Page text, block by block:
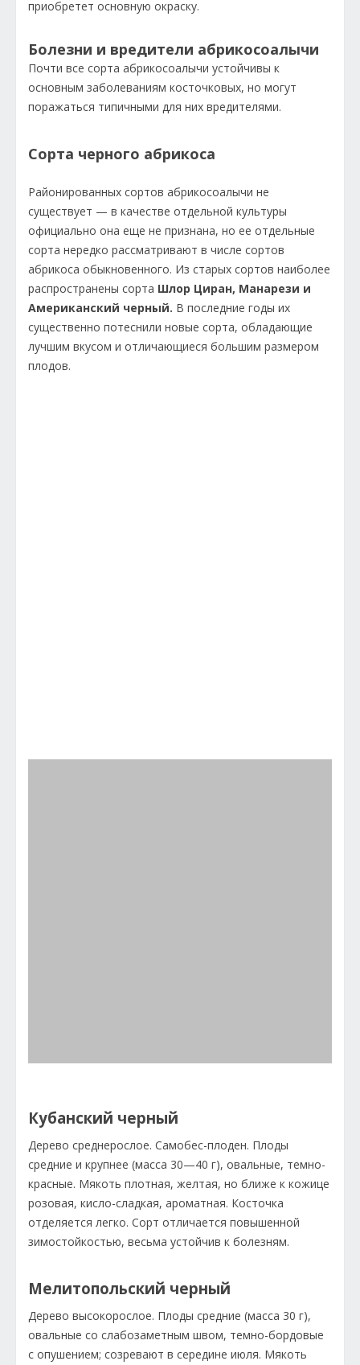
приобретет основную окраску.
Болезни и вредители абрикосоалычи
Почти все сорта абрикосоалычи устойчивы к
основным заболеваниям косточковых, но могут
поражаться типичными для них вредителями.
Сорта черного абрикоса
Районированных сортов абрикосоалычи не
существует — в качестве отдельной культуры
официально она еще не признана, но ее отдельные
сорта нередко рассматривают в числе сортов
абрикоса обыкновенного. Из старых сортов наиболее
распространены сорта Шлор Циран, Манарези и
Американский черный. В последние годы их
существенно потеснили новые сорта, обладающие
лучшим вкусом и отличающиеся большим размером
плодов.
Кубанский черный
Дерево среднерослое. Самобес-плоден. Плоды
средние и крупнее (масса 30—40 г), овальные, темно-
красные. Мякоть плотная, желтая, но ближе к кожице
розовая, кисло-сладкая, ароматная. Косточка
отделяется легко. Сорт отличается повышенной
зимостойкостью, весьма устойчив к болезням.
Мелитопольский черный
Дерево высокорослое. Плоды средние (масса 30 г),
овальные со слабозаметным швом, темно-бордовые
с опушением; созревают в середине июля. Мякоть